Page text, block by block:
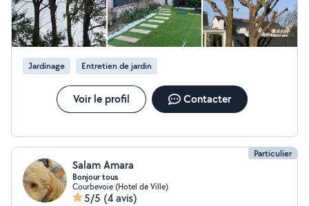
Disponible 7j/7, du lundi au dimanche Devis gratuit sur
simple demande Réponse rapide
Jardinage Entretien de jardin
Voir le profil Contacter
Particulier
Salam Amara
Bonjour tous
Courbevoie (Hotel de Ville)
5/5 (4 avis)